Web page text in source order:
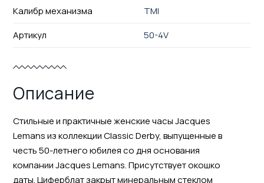
Калибр механизма
TMI
Артикул
50-4V
Описание
Стильные и практичные женские часы Jacques
Lemans из коллекции Classic Derby, выпущенные в
честь 50-летнего юбилея со дня основания
компании Jacques Lemans. Присутствует окошко
даты. Циферблат закрыт минеральным стеклом